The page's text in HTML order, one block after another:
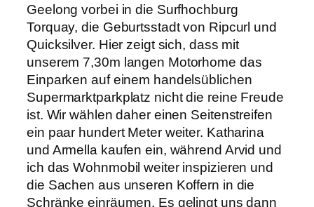
Geelong vorbei in die Surfhochburg
Torquay, die Geburtsstadt von Ripcurl und
Quicksilver. Hier zeigt sich, dass mit
unserem 7,30m langen Motorhome das
Einparken auf einem handelsüblichen
Supermarktparkplatz nicht die reine Freude
ist. Wir wählen daher einen Seitenstreifen
ein paar hundert Meter weiter. Katharina
und Armella kaufen ein, während Arvid und
ich das Wohnmobil weiter inspizieren und
die Sachen aus unseren Koffern in die
Schränke einräumen. Es gelingt uns dann